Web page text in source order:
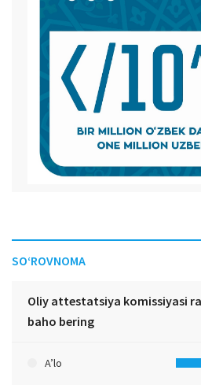
SO‘ROVNOMA
Oliy attestatsiya komissiyasi
baho bering
A’lo